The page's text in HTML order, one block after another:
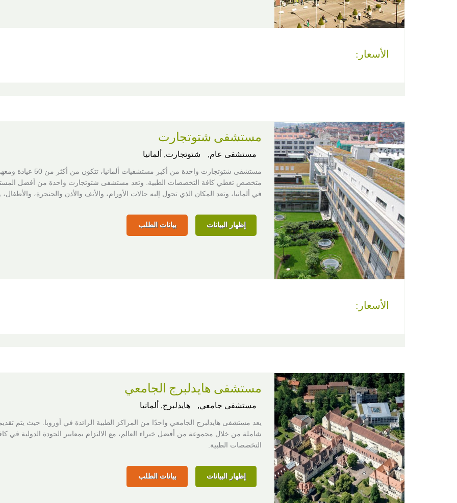
الأسعار:
مستشفى شتوتجارت
مستشفى عام, شتوتجارت, ألمانيا
مستشفى شتوتجارت واحدة من أكبر مستشفيات ألمانيا، تتكون من أكثر من 50
متخصص تغطي كافة التخصصات الطبية. وتعد مستشفى شتوتجارت واحدة من أفضل
في ألمانيا، وتعد المكان الذي تحول إليه حالات الأورام، والأنف والأذن والحنجرة، والأطفال،
إظهار البيانات بيانات الطلب
الأسعار:
مستشفى هايدلبرج الجامعي
مستشفى جامعي, هايدلبرج, ألمانيا
يعد مستشفى هايدلبرج الجامعي واحدًا من المراكز الطبية الرائدة في أوروبا. حيث يتم
شاملة من خلال مجموعة من أفضل خبراء العالم، مع الالتزام بمعايير الجودة الدولية في
التخصصات الطبية.
إظهار البيانات بيانات الطلب